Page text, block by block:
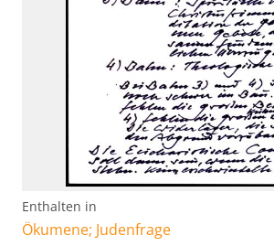
Enthalten in
Ökumene; Judenfrage